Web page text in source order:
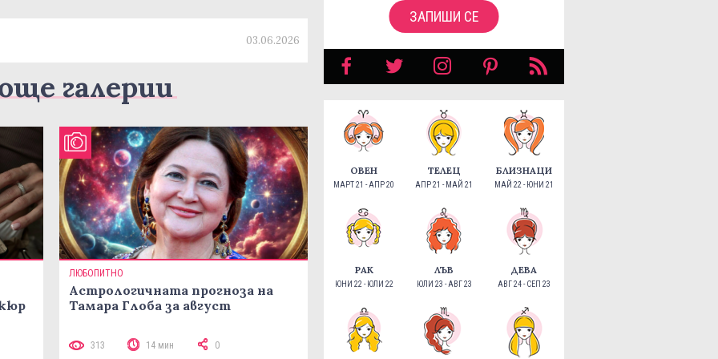
03.06.2026
галерии
ЛЮБОПИТНО
Астрологичната прогноза на
Тамара Глоба за август
313 14 мин 0
ЗАПИШИ СЕ
ОВЕН
МАРТ 21 - АПР 20
ТЕЛЕЦ
АПР 21 - МАЙ 21
БЛИЗНАЦИ
МАЙ 22 - ЮНИ 21
РАК
ЮНИ 22 - ЮЛИ 22
ЛЪВ
ЮЛИ 23 - АВГ 23
ДЕВА
АВГ 24 - СЕП 23